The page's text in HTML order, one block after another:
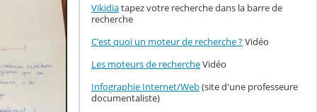
Vikidiatapez votre recherche dans la barre de
recherche
C'est quoi un moteur de recherche ?Vidéo
Les moteurs de rechercheVidéo
Infographie Internet/Web(site d'une professeure
documentaliste)